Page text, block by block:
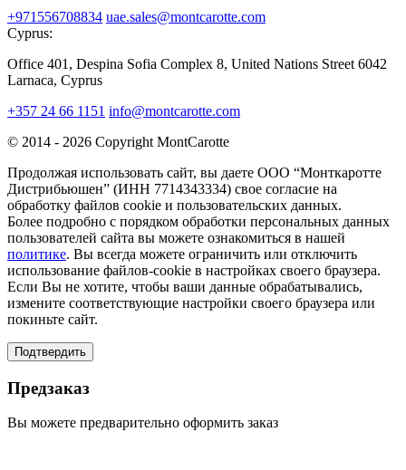
+971556708834 uae.sales@montcarotte.com
Cyprus:
Office 401, Despina Sofia Complex 8, United Nations Street 6042
Larnaca, Cyprus
+357 24 66 1151 info@montcarotte.com
© 2014 - 2026 Copyright MontCarotte
Продолжая использовать сайт, вы даете ООО “Монткаротте
Дистрибьюшен” (ИНН 7714343334) свое согласие на
обработку файлов cookie и пользовательских данных.
Более подробно с порядком обработки персональных данных
пользователей сайта вы можете ознакомиться в нашей
политике. Вы всегда можете ограничить или отключить
использование файлов-cookie в настройках своего браузера.
Если Вы не хотите, чтобы ваши данные обрабатывались,
измените соответствующие настройки своего браузера или
покиньте сайт.
Подтвердить
Предзаказ
Вы можете предварительно оформить заказ